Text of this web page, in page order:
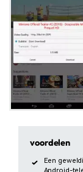
voordelen
Een